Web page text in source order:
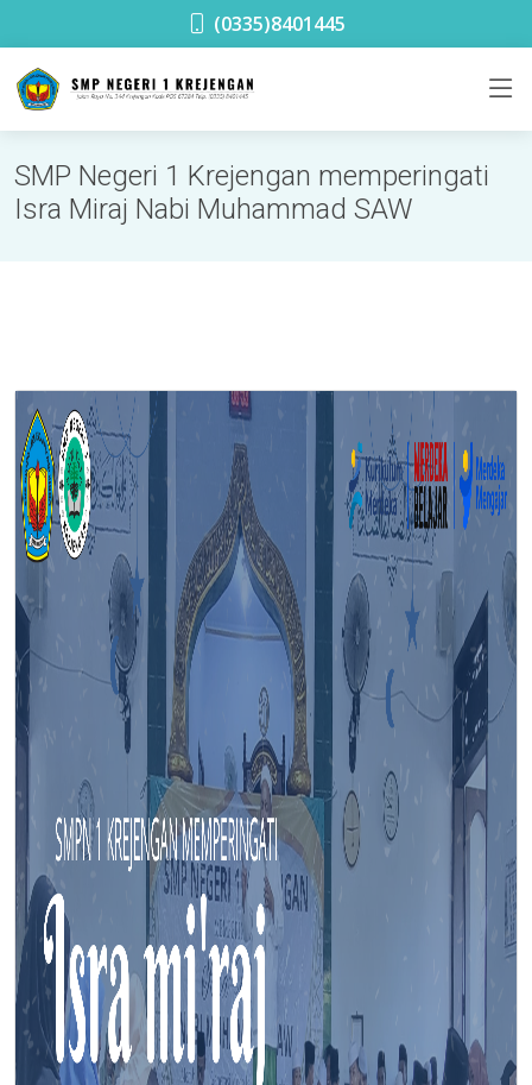
(0335)8401445
SMP Negeri 1 Krejengan memperingati
Isra Miraj Nabi Muhammad SAW